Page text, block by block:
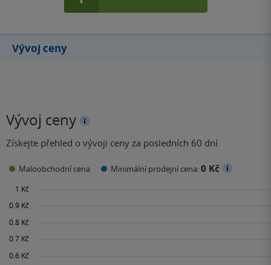
Vývoj ceny
Vývoj ceny
Získejte přehled o vývoji ceny za posledních 60 dní.
Maloobchodní cena Minimální prodejní cena:0 Kč